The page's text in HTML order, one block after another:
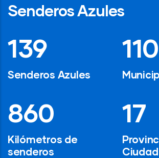
Senderos Azules
194
Senderos Azules
1,200
Kilómetros de
senderos
154
24